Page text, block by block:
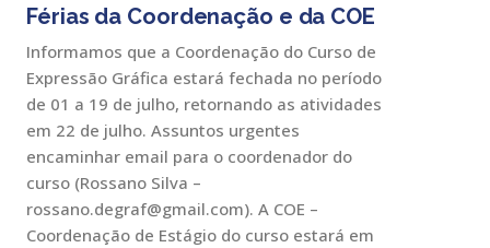
Férias da Coordenação e da COE
Informamos que a Coordenação do Curso de
Expressão Gráfica estará fechada no período
de 01 a 19 de julho, retornando as atividades
em 22 de julho. Assuntos urgentes
encaminhar email para o coordenador do
curso (Rossano Silva –
rossano.degraf@gmail.com). A COE –
Coordenação de Estágio do curso estará em